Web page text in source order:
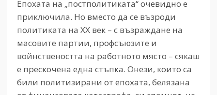
Епохата на „постполитиката“ очевидно е
приключила. Но вместо да се възроди
политиката на ХХ век – с възраждане на
масовите партии, профсъюзите и
войнствеността на работното място – сякаш
е прескочена една стъпка. Онези, които са
били политизирани от епохата, белязана